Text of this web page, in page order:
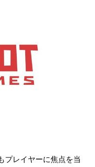
プレイヤーに焦点を当